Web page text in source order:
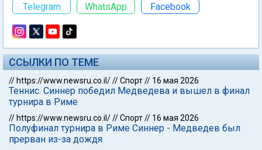
Telegram
WhatsApp Facebook
ССЫЛКИ ПО ТЕМЕ
// https://www.newsru.co.il///Спорт// 16 мая 2026
Теннис. Синнер победил Медведева и вышел в финал
турнира в Риме
// https://www.newsru.co.il///Спорт// 16 мая 2026
Полуфинал турнира в Риме Синнер - Медведев был
прерван из-за дождя